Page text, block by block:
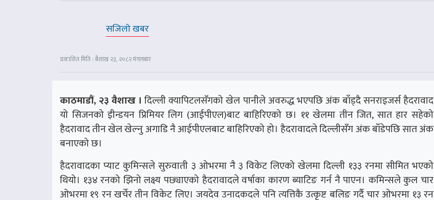
सजिलो खबर
प्रकाशित मिति : बैशाख २३, २०८२ मंगलबार
काठमाडौं, २३ वैशाख । दिल्ली क्यापिटलसँगको खेल पानीले अवरुद्ध भएपछि अंक बाँड्दै सनराइजर्स हैदरावाद
यो सिजनको इीन्डयन प्रिमियर लिग (आईपीएल)बाट बाहिरिएको छ। ११ खेलमा तीन जित, सात हार सहेको
हैदरावाद तीन खेल खेल्नु अगाडि नै आईपीएलबाट बाहिरिएको हो। हैदरावादले दिल्लीसँग अंक बाँडेपछि सात अंक
बनाएको छ।
हैदरावादका प्याट कुमिन्सले सुरुवाती ३ ओभरमा नै ३ विकेट लिएको खेलमा दिल्ली १३३ रनमा सीमित भएको
थियो। १३४ रनको झिनो लक्ष्य पछ्याएको हैदरावादले वर्षाका कारण ब्याटिङ गर्न नै पाएन। कमिन्सले कुल चार
ओभरमा १९ रन खर्चेर तीन विकेट लिए। जयदेव उनादकदले पनि त्यत्तिकै उत्कृष्ट बलिङ गर्दै चार ओभरमा १३ रन